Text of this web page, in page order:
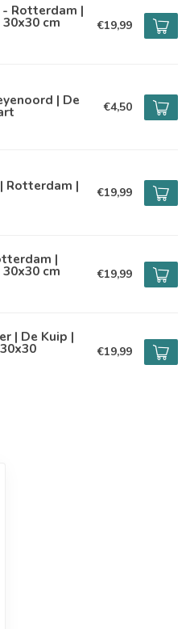
Rotterdam |
cm €19,99
| De €4,50
Rotterdam | €19,99
|
cm €19,99
| De Kuip |
€19,99